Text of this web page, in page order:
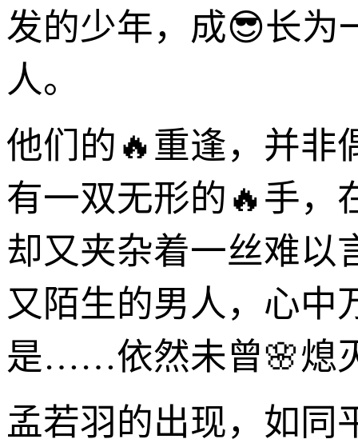
发的少年，成😎长为
人。
他们的🔥重逢，并非
有一双无形的🔥手，
却又夹杂着一丝难以
又陌生的男人，心中
是……依然未曾🌸熄
孟若羽的出现，如同